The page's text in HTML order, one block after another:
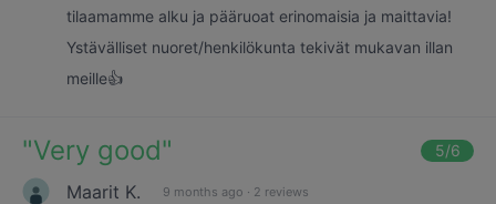
tilaamamme alku ja pääruoat erinomaisia ja maittavia!
Ystävälliset nuoret/henkilökunta tekivät mukavan illan
meille👍
"Very good" 5/6
Maarit K. 9 months ago · 2 reviews